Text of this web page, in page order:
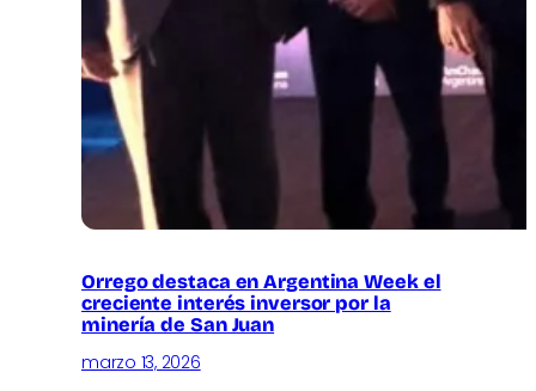
Orrego destaca en Argentina Week el
creciente interés inversor por la
minería de San Juan
marzo 13, 2026